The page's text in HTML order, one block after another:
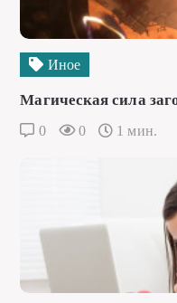
Иное
Магическая сила
0 0 1 мин.